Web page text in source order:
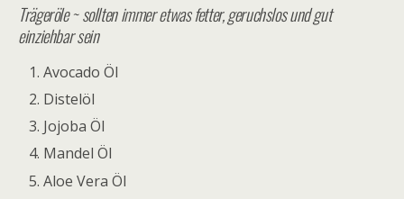
Trägeröle ~ sollten immer etwas fetter, geruchslos und gut
einziehbar sein
Avocado Öl
Distelöl
Jojoba Öl
Mandel Öl
Aloe Vera Öl